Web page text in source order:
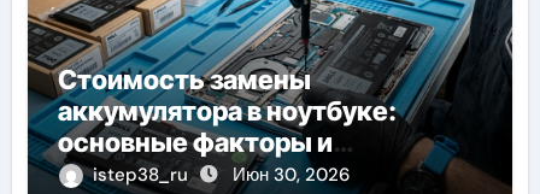
Стоимость замены
аккумулятора в ноутбуке:
основные факторы и
ориентиры цен
istep38_ru Июн 30, 2026